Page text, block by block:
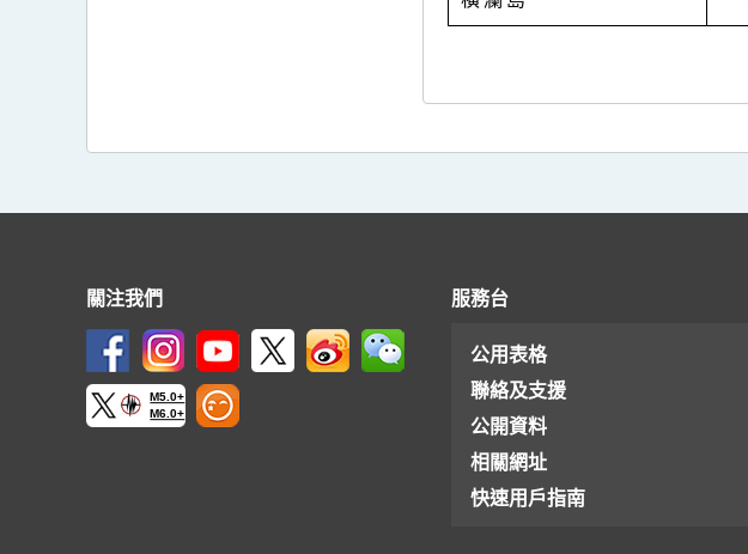
關注我們
M5.0+
M6.0+
服務台
公用表格
聯絡及支援
公開資料
相關網址
快速用戶指南